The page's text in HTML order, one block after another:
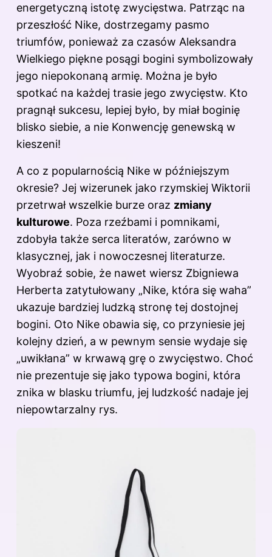
energetyczną istotę zwycięstwa. Patrząc na
przeszłość Nike, dostrzegamy pasmo
triumfów, ponieważ za czasów Aleksandra
Wielkiego piękne posągi bogini symbolizowały
jego niepokonaną armię. Można je było
spotkać na każdej trasie jego zwycięstw. Kto
pragnął sukcesu, lepiej było, by miał boginię
blisko siebie, a nie Konwencję genewską w
kieszeni!
A co z popularnością Nike w późniejszym
okresie? Jej wizerunek jako rzymskiej Wiktorii
przetrwał wszelkie burze oraz zmiany
kulturowe. Poza rzeźbami i pomnikami,
zdobyła także serca literatów, zarówno w
klasycznej, jak i nowoczesnej literaturze.
Wyobraź sobie, że nawet wiersz Zbigniewa
Herberta zatytułowany „Nike, która się waha”
ukazuje bardziej ludzką stronę tej dostojnej
bogini. Oto Nike obawia się, co przyniesie jej
kolejny dzień, a w pewnym sensie wydaje się
„uwikłana” w krwawą grę o zwycięstwo. Choć
nie prezentuje się jako typowa bogini, która
znika w blasku triumfu, jej ludzkość nadaje jej
niepowtarzalny rys.